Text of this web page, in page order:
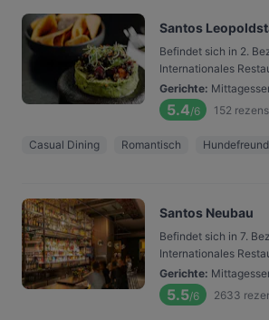
Santos
Befindet sich in 2.
Internationales
Gerichte:
5.4/6 152
Casual Dining Romantisch
Santos Neubau
Befindet sich in 7.
Internationales
Gerichte:
5.5/6 2633